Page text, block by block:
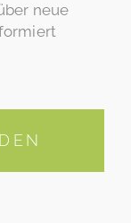
neue